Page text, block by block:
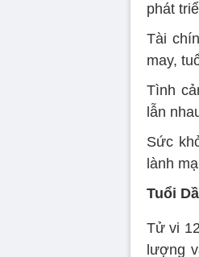
phát
Tài
may,
Tình
lẫn
Sức
lành
Tuổi
Tử vi
lượng